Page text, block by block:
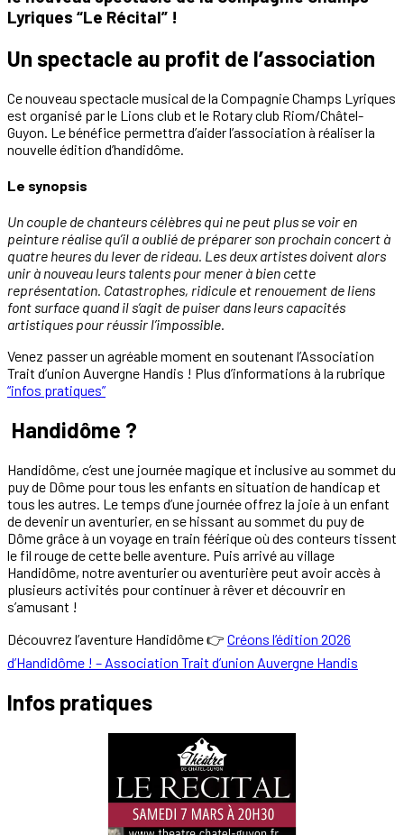
Lyriques “Le Récital” !
Un spectacle au profit de l’association
Ce nouveau spectacle musical de la Compagnie Champs Lyriques
est organisé par le Lions club et le Rotary club Riom/Châtel-
Guyon. Le bénéfice permettra d’aider l’association à réaliser la
nouvelle édition d’handidôme.
Le synopsis
Un couple de chanteurs célèbres qui ne peut plus se voir en
peinture réalise qu’il a oublié de préparer son prochain concert à
quatre heures du lever de rideau. Les deux artistes doivent alors
unir à nouveau leurs talents pour mener à bien cette
représentation. Catastrophes, ridicule et renouement de liens
font surface quand il s’agit de puiser dans leurs capacités
artistiques pour réussir l’impossible.
Venez passer un agréable moment en soutenant l’Association
Trait d’union Auvergne Handis ! Plus d’informations à la rubrique
“infos pratiques”
Handidôme ?
Handidôme, c’est une journée magique et inclusive au sommet du
puy de Dôme pour tous les enfants en situation de handicap et
tous les autres. Le temps d’une journée offrez la joie à un enfant
de devenir un aventurier, en se hissant au sommet du puy de
Dôme grâce à un voyage en train féérique où des conteurs tissent
le fil rouge de cette belle aventure. Puis arrivé au village
Handidôme, notre aventurier ou aventurière peut avoir accès à
plusieurs activités pour continuer à rêver et découvrir en
s’amusant !
Découvrez l’aventure Handidôme 👉 Créons l’édition 2026
d’Handidôme ! – Association Trait d’union Auvergne Handis
Infos pratiques